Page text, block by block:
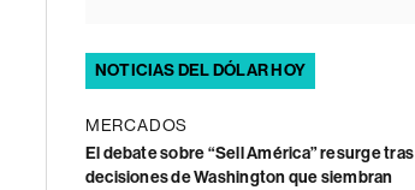
NOTICIAS DEL DÓLAR HOY
MERCADOS
El debate sobre “Sell América” resurge tras
decisiones de Washington que siembran